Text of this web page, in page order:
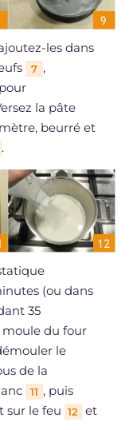
les dans
7 ,
pour
la pâte
beurré et
.
(ou dans
35
moule du four
le
de la
11 , puis
sur le feu 12
et